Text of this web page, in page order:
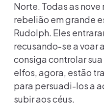
Norte. Todas as
rebelião em grande
Rudolph. Eles
recusando-se a voar
consiga controlar
elfos, agora, estão
para persuadi-los a
subir aos céus.